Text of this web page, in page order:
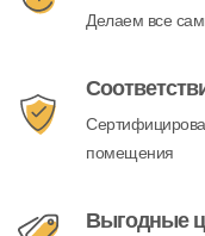
Делаем все
помещения
Выгодные